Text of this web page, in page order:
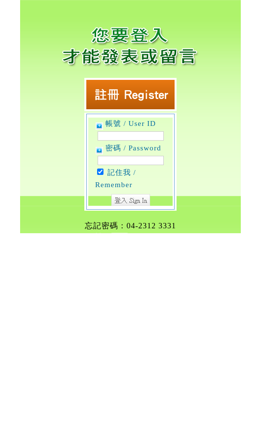
帳號 / User ID
密碼 / Password
記住我 /
Remember
忘記密碼：04-2312 3331